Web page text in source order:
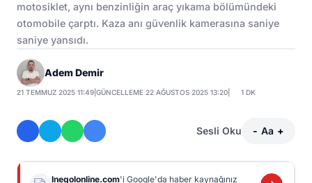
motosiklet, aynı benzinliğin araç yıkama bölümündeki
otomobile çarptı. Kaza anı güvenlik kamerasına saniye
saniye yansıdı.
Adem Demir
21 TEMMUZ 2025 11:49 |GÜNCELLEME 22 AĞUSTOS 2025 13:20 1 DK
Sesli Oku - Aa +
Inegolonline.com'i Google'da haber kaynağınız